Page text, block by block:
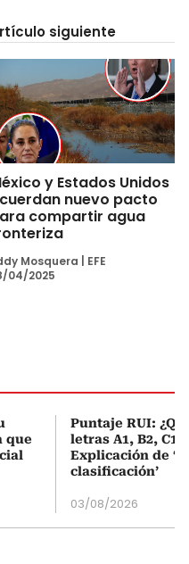
siguiente
y Estados Unidos
nuevo pacto
compartir agua
Mosquera
EFE
04/2025
que
Puntaje RUI:
letras A1, B2, C1
Explicación de
clasificación’
03/08/2026